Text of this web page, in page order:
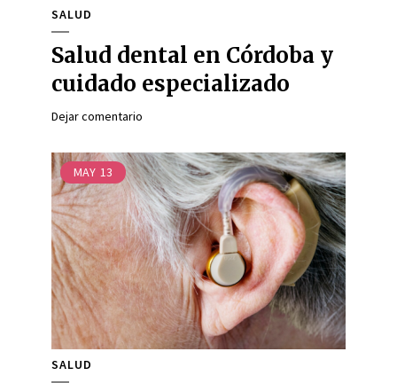
SALUD
Salud dental en Córdoba y
cuidado especializado
Dejar comentario
MAY 13
SALUD